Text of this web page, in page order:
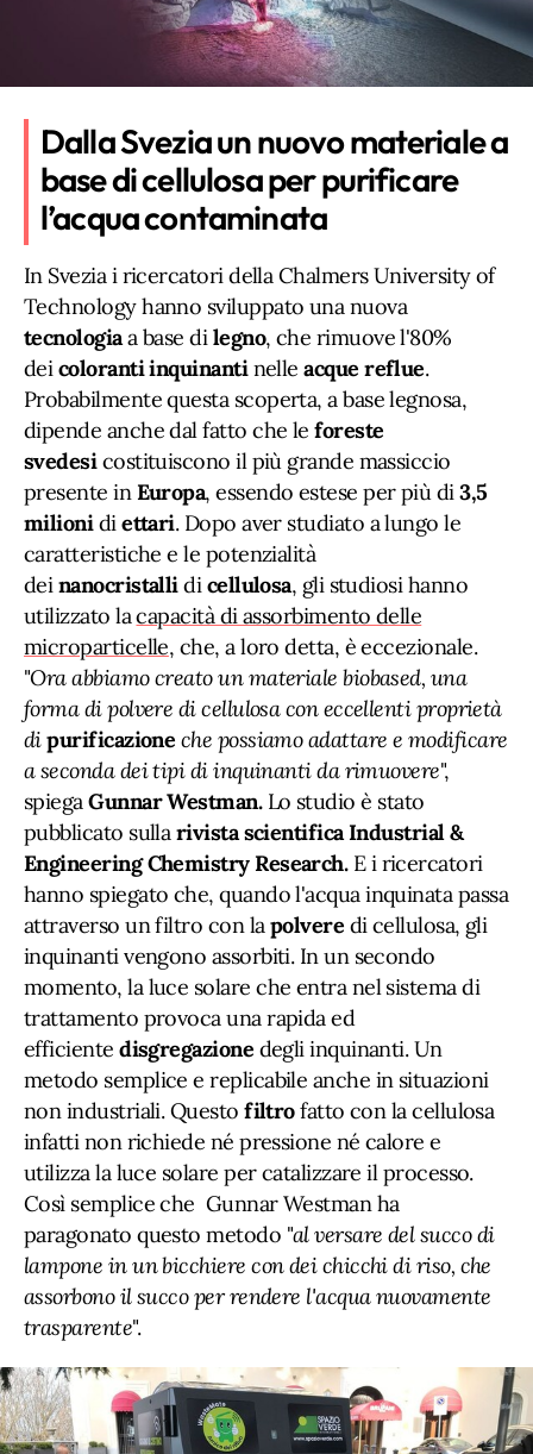
Dalla Svezia un nuovo materiale a
base di cellulosa per purificare
l’acqua contaminata
In Svezia i ricercatori della Chalmers University of
Technology hanno sviluppato una nuova
tecnologiaa base dilegno, che rimuove l'80%
deicoloranti inquinantinelleacque reflue.
Probabilmente questa scoperta, a base legnosa,
dipende anche dal fatto che leforeste
svedesicostituiscono il più grande massiccio
presente inEuropa, essendo estese per più di3,5
milionidiettari. Dopo aver studiato a lungo le
caratteristiche e le potenzialità
deinanocristallidicellulosa, gli studiosi hanno
utilizzato lacapacità di assorbimento delle
microparticelle, che, a loro detta, è eccezionale.
"Ora abbiamo creato un materiale biobased, una
forma di polvere di cellulosa con eccellenti proprietà
dipurificazione che possiamo adattare e modificare
a seconda dei tipi di inquinanti da rimuovere",
spiegaGunnar Westman. Lo studio è stato
pubblicato sullarivista scientifica Industrial &
Engineering Chemistry Research. E i ricercatori
hanno spiegato che, quando l'acqua inquinata passa
attraverso un filtro con lapolvere di cellulosa, gli
inquinanti vengono assorbiti. In un secondo
momento, la luce solare che entra nel sistema di
trattamento provoca una rapida ed
efficientedisgregazione degli inquinanti. Un
metodo semplice e replicabile anche in situazioni
non industriali. Questofiltrofatto con la cellulosa
infatti non richiede né pressione né calore e
utilizza la luce solare per catalizzare il processo.
Così semplice che Gunnar Westman ha
paragonato questo metodo "al versare del succo di
lampone in un bicchiere con dei chicchi di riso, che
assorbono il succo per rendere l'acqua nuovamente
trasparente".